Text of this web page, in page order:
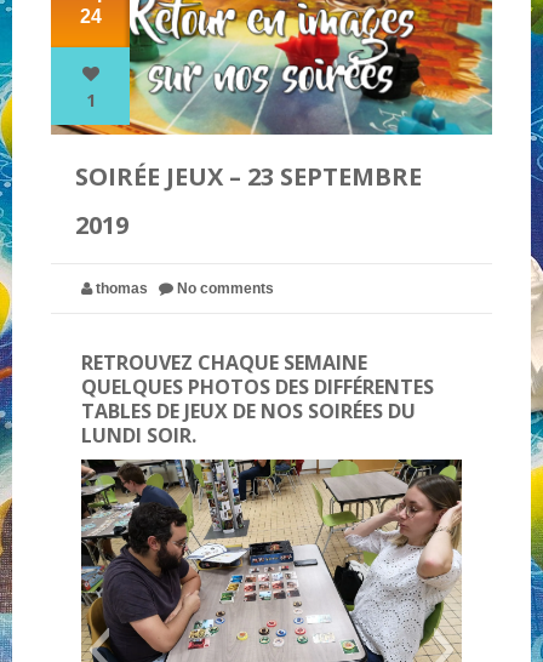
NOS PARTENAIRES
NOUS CONTACTER !
24
1
SOIRÉE JEUX – 23 SEPTEMBRE
2019
thomas No comments
RETROUVEZ CHAQUE SEMAINE
QUELQUES PHOTOS DES DIFFÉRENTES
TABLES DE JEUX DE NOS SOIRÉES DU
LUNDI SOIR.